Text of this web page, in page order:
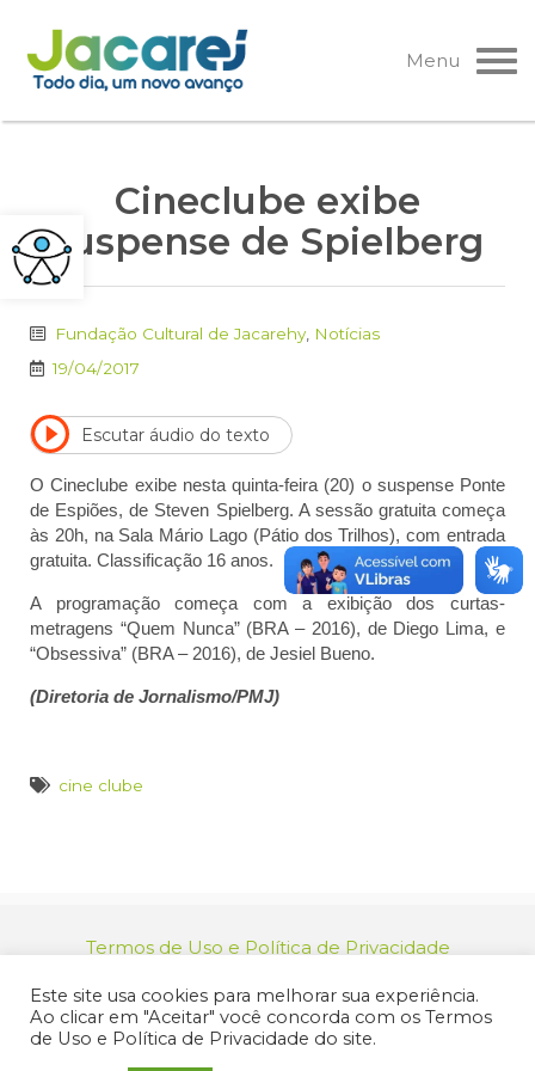
Pular
para
o
Menu
Cineclube exibe
suspense de Spielberg
Fundação Cultural de Jacarehy Notícias
19/04/2017
Escutar áudio do texto
O Cineclube exibe nesta quinta-feira (20) o suspense Ponte
de Espiões, de Steven Spielberg. A sessão gratuita começa
às 20h, na Sala Mário Lago (Pátio dos Trilhos), com entrada
gratuita. Classificação 16 anos.
A programação começa com a exibição dos curtas-
metragens “Quem Nunca” (BRA – 2016), de Diego Lima, e
“Obsessiva” (BRA – 2016), de Jesiel Bueno.
(Diretoria de Jornalismo/PMJ)
cine clube
Termos de Uso e Política de Privacidade
46.694.139/0001-83 | (12) 3955-9000
Endereço: Praça dos Três Poderes, 73 - Centro -
Jacareí/SP - CEP 12327-170
Este site usa cookies para melhorar sua experiência.
Ao clicar em "Aceitar" você concorda com os Termos
de Uso e Política de Privacidade do site.